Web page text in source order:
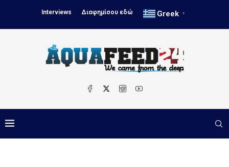
Interviews Διαφημίσου εδώ Greek ▼